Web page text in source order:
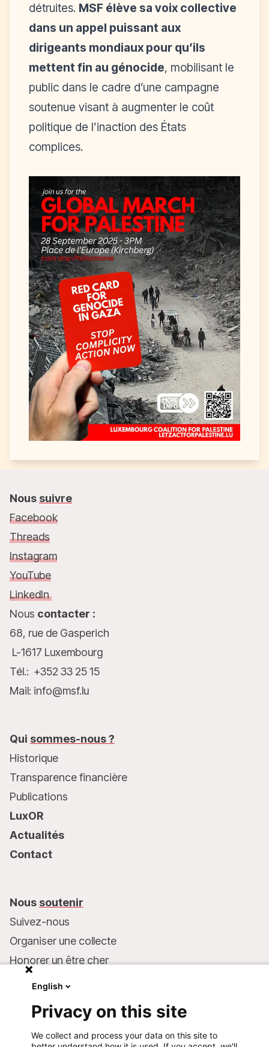
détruites. MSF élève sa voix collective
dans un appel puissant aux
dirigeants mondiaux pour qu’ils
mettent fin au génocide, mobilisant le
public dans le cadre d’une campagne
soutenue visant à augmenter le coût
politique de l’inaction des États
complices.
Nous suivre
Facebook
Threads
Instagram
YouTube
LinkedIn
Nous contacter :
68, rue de Gasperich
L-1617 Luxembourg
Tél.: +352 33 25 15
Mail: info@msf.lu
Qui sommes-nous ?
Historique
Transparence financière
Publications
LuxOR
Actualités
Contact
Nous soutenir
Suivez-nous
Organiser une collecte
Honorer un être cher
Inscrire MSF dans votre testament
Faire un don
Coordonnées bancaires :
English
Privacy on this site
We collect and process your data on this site to